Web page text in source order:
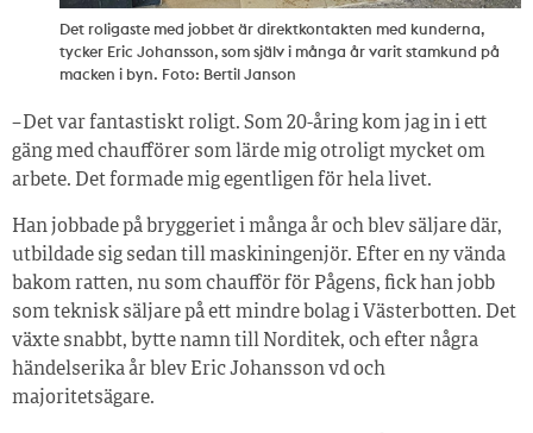
Det roligaste med jobbet är direktkontakten med kunderna,
tycker Eric Johansson, som själv i många år varit stamkund på
macken i byn. Foto: Bertil Janson
– Det var fantastiskt roligt. Som 20-åring kom jag in i ett
gäng med chaufförer som lärde mig otroligt mycket om
arbete. Det formade mig egentligen för hela livet.
Han jobbade på bryggeriet i många år och blev säljare där,
utbildade sig sedan till maskiningenjör. Efter en ny vända
bakom ratten, nu som chaufför för Pågens, fick han jobb
som teknisk säljare på ett mindre bolag i Västerbotten. Det
växte snabbt, bytte namn till Norditek, och efter några
händelserika år blev Eric Johansson vd och
majoritetsägare.